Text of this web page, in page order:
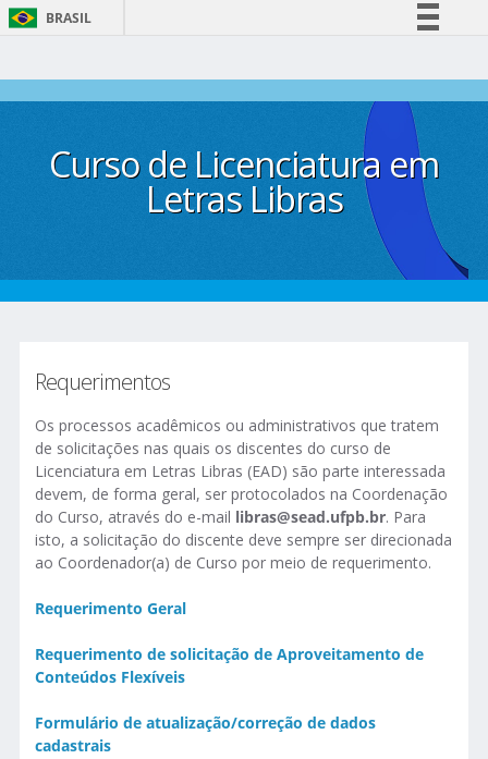
BRASIL
Comunica BR
Participe
Acesso à informação
Legislação
Canais
Curso de Licenciatura em
Letras Libras
Requerimentos
Os processos acadêmicos ou administrativos que tratem
de solicitações nas quais os discentes do curso de
Licenciatura em Letras Libras (EAD) são parte interessada
devem, de forma geral, ser protocolados na Coordenação
do Curso, através do e-mail libras@sead.ufpb.br. Para
isto, a solicitação do discente deve sempre ser direcionada
ao Coordenador(a) de Curso por meio de requerimento.
Requerimento Geral
Requerimento de solicitação de Aproveitamento de
Conteúdos Flexíveis
Formulário de atualização/correção de dados
cadastrais